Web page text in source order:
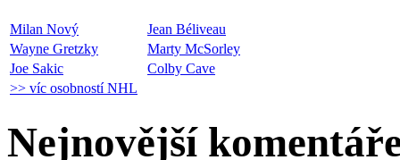
Milan Nový
Jean Béliveau
Wayne Gretzky
Marty McSorley
Joe Sakic
Colby Cave
>> víc osobností NHL
Nejnovější